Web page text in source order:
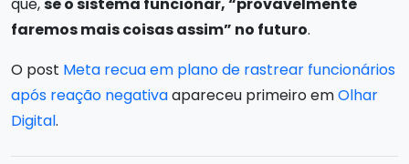
que,se o sistema funcionar, “provavelmente
faremos mais coisas assim” no futuro.
O post Meta recua em plano de rastrear funcionários
após reação negativaapareceu primeiro emOlhar
Digital.